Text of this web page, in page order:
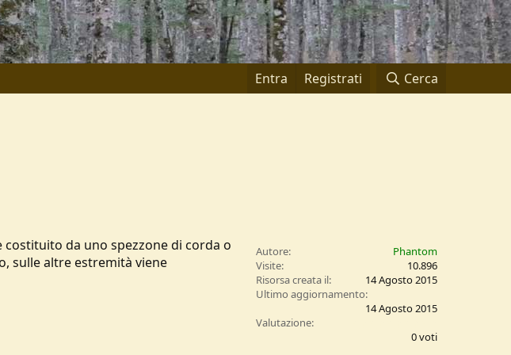
Entra Registrati Cerca
da uno spezzone di corda o
sulle altre estremità viene
Autore
Phantom
Visite
10.896
Risorsa creata il
14 Agosto 2015
Ultimo aggiornamento
14 Agosto 2015
Valutazione
,
0
0 voti